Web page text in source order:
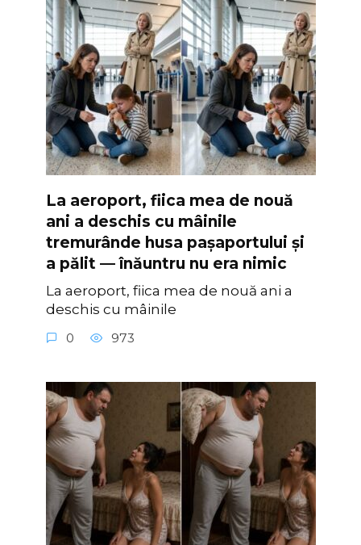
La aeroport, fiica mea de nouă
ani a deschis cu mâinile
tremurânde husa pașaportului și
a pălit — înăuntru nu era nimic
La aeroport, fiica mea de nouă ani a
deschis cu mâinile
0 973